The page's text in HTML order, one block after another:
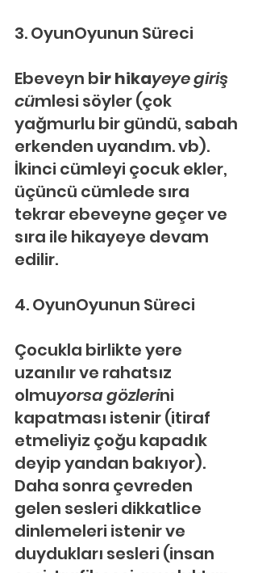
3. OyunOyunun Süreci
Ebeveyn bir hikayeye giriş
cümlesi söyler (çok
yağmurlu bir gündü, sabah
erkenden uyandım. vb).
İkinci cümleyi çocuk ekler,
üçüncü cümlede sıra
tekrar ebeveyne geçer ve
sıra ile hikayeye devam
edilir.
4. OyunOyunun Süreci
Çocukla birlikte yere
uzanılır ve rahatsız
olmuyorsa gözlerini
kapatması istenir (itiraf
etmeliyiz çoğu kapadık
deyip yandan bakıyor).
Daha sonra çevreden
gelen sesleri dikkatlice
dinlemeleri istenir ve
duydukları sesleri (insan